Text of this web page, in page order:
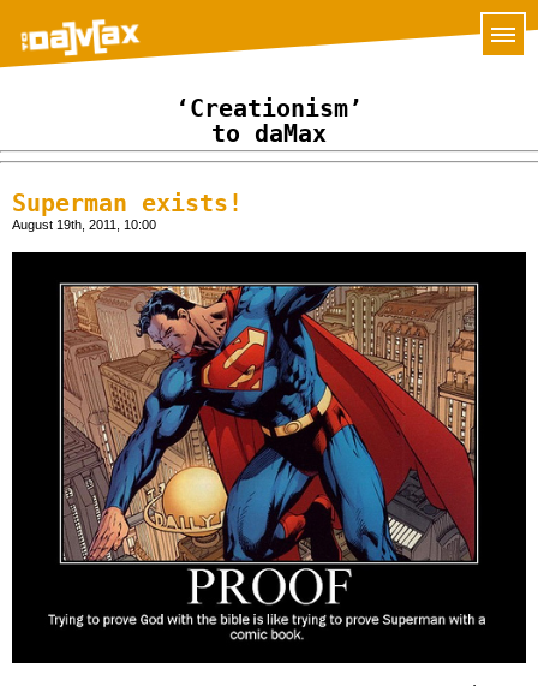
‘Creationism’
to daMax
Superman exists!
August 19th, 2011, 10:00